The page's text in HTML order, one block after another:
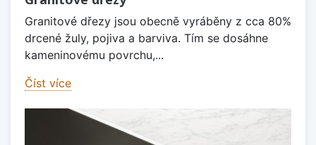
Granitové dřezy jsou obecně vyráběny z cca 80%
drcené žuly, pojiva a barviva. Tím se dosáhne
kameninovému povrchu,...
Číst více